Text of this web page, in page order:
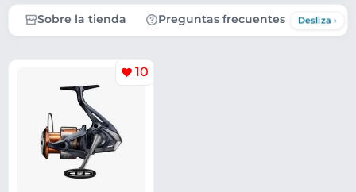
Sobre la tienda Preguntas frecuentes
10